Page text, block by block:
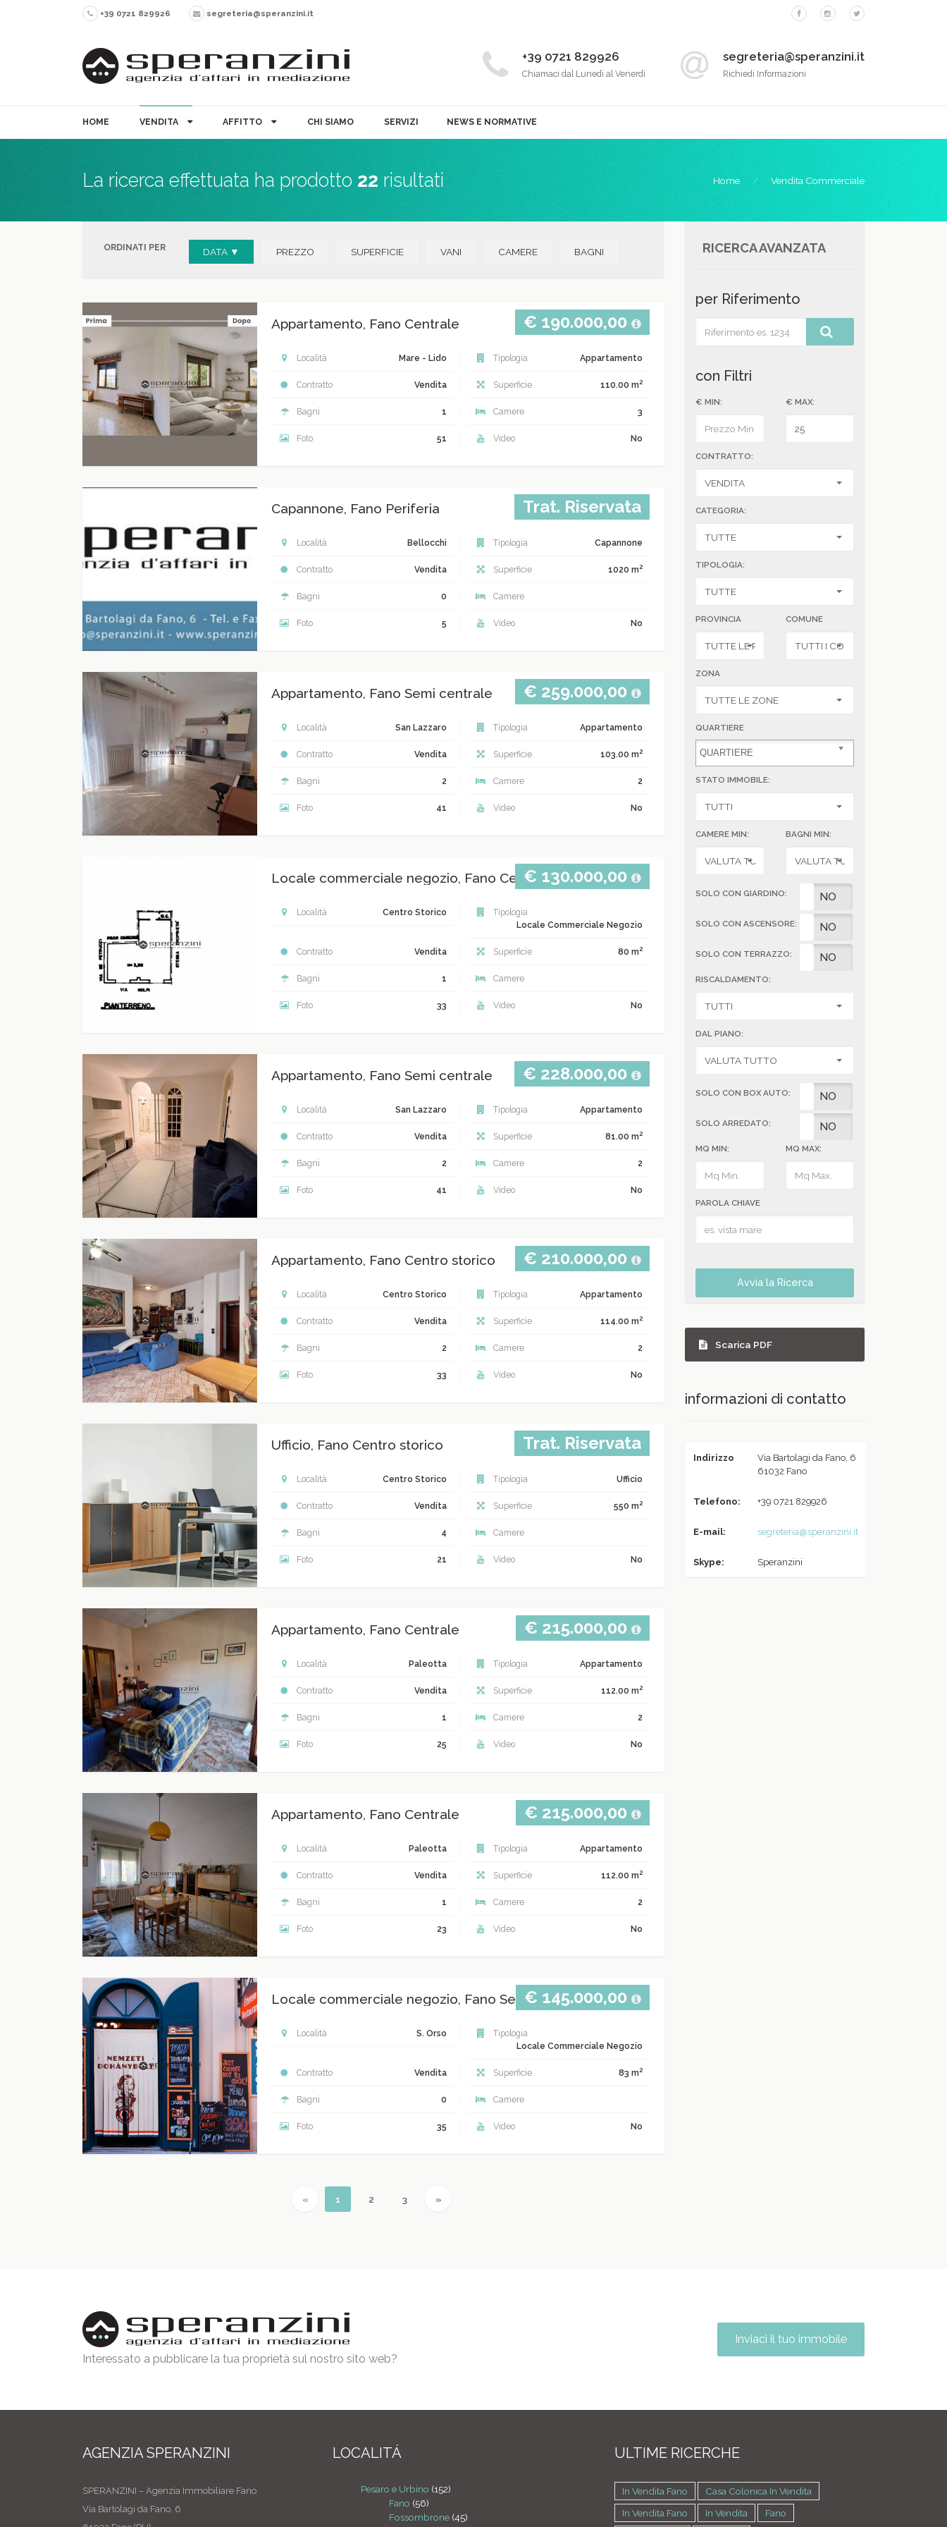
+39 0721 829926 segreteria@speranzini.it
segreteria@speranzini.it
Richiedi Informazioni
+39 0721 829926
Chiamaci dal Lunedì al Venerdì
HOME VENDITA AFFITTO CHI SIAMO SERVIZI NEWS E NORMATIVE
La ricerca effettuata ha prodotto 22 risultati Home Vendita Commerciale
ORDINATI PER DATA ▼ PREZZO SUPERFICIE VANI CAMERE BAGNI
Appartamento, Fano Centrale € 190.000,00
Località Mare - Lido Tipologia Appartamento
Contratto Vendita Superficie 110.00 m2
Bagni 1 Camere 3
Foto 51 Video No
Capannone, Fano Periferia Trat. Riservata
Località Bellocchi Tipologia Capannone
Contratto Vendita Superficie 1020 m2
Bagni 0 Camere
Foto 5 Video No
Appartamento, Fano Semi centrale € 259.000,00
Località San Lazzaro Tipologia Appartamento
Contratto Vendita Superficie 103.00 m2
Bagni 2 Camere 2
Foto 41 Video No
Locale commerciale negozio, Fano Centro storico
€ 130.000,00
Località Centro Storico
Tipologia
Locale Commerciale Negozio
Contratto Vendita Superficie 80 m2
Bagni 1 Camere
Foto 33 Video No
Appartamento, Fano Semi centrale € 228.000,00
Località San Lazzaro Tipologia Appartamento
Contratto Vendita Superficie 81.00 m2
Bagni 2 Camere 2
Foto 41 Video No
Appartamento, Fano Centro storico € 210.000,00
Località Centro Storico Tipologia Appartamento
Contratto Vendita Superficie 114.00 m2
Bagni 2 Camere 2
Foto 33 Video No
Ufficio, Fano Centro storico Trat. Riservata
Località Centro Storico Tipologia Ufficio
Contratto Vendita Superficie 550 m2
Bagni 4 Camere
Foto 21 Video No
Appartamento, Fano Centrale € 215.000,00
Località Paleotta Tipologia Appartamento
Contratto Vendita Superficie 112.00 m2
Bagni 1 Camere 2
Foto 25 Video No
Appartamento, Fano Centrale € 215.000,00
Località Paleotta Tipologia Appartamento
Contratto Vendita Superficie 112.00 m2
Bagni 1 Camere 2
Foto 23 Video No
Locale commerciale negozio, Fano Semi centrale
€ 145.000,00
Località S. Orso
Tipologia
Locale Commerciale Negozio
Contratto Vendita Superficie 83 m2
Bagni 0 Camere
Foto 35 Video No
« Previous
1 (current)
2 3 »
RICERCA AVANZATA
per Riferimento
con Filtri
€ MIN: € MAX:
CONTRATTO:
CATEGORIA:
TIPOLOGIA:
PROVINCIA COMUNE
ZONA
QUARTIERE
STATO IMMOBILE:
CAMERE MIN: BAGNI MIN:
SOLO CON GIARDINO:
SI NO
SOLO CON ASCENSORE:
SI NO
SOLO CON TERRAZZO:
SI NO
RISCALDAMENTO:
DAL PIANO:
SOLO CON BOX AUTO:
SI NO
SOLO ARREDATO:SI NO
MQ MIN: MQ MAX:
PAROLA CHIAVE
Avvia la Ricerca
Scarica PDF
informazioni di contatto
Indirizzo
Via Bartolagi da Fano, 6
61032 Fano
Telefono: +39 0721 829926
E-mail: segreteria@speranzini.it
Skype: Speranzini
Interessato a pubblicare la tua proprietà sul nostro sito web?
Inviaci il tuo immobile
AGENZIA SPERANZINI
SPERANZINI – Agenzia Immobiliare Fano
Via Bartolagi da Fano, 6
LOCALITÁ
Pesaro e Urbino (152)
Fano (56)
Fossombrone (45)
ULTIME RICERCHE
In Vendita Fano
Casa Colonica In Vendita
In Vendita Fano
In Vendita Fano